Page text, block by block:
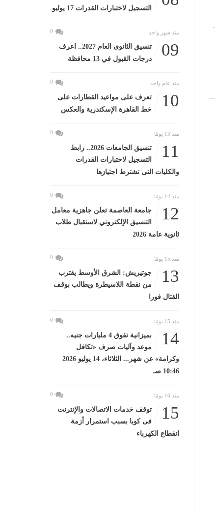
التسجيل لاختبارات القدرات 17 يوليو
منذ شهر واحد 0
09
تنسيق الثانوى العام 2027.. اعرف
درجات القبول في 13 محافظة
منذ عام واحد 0
10
تعرف على مواعيد القطارات على
خط القاهرة الإسكندرية والعكس
منذ 13 يومًا 0
11
تنسيق الجامعات 2026.. رابط
التسجيل لاختبارات القدرات
والكليات التى تشترط اجتيازها
منذ 14 يومًا 0
12
جامعة العاصمة تعلن جاهزية معامل
التنسيق الإلكتروني لاستقبال طلاب
ثانوية عامة 2026
منذ 15 يومًا 0
13
جوتيريش: الشرق الأوسط يقترب
من نقطة اللاسيطرة ويطالب بوقف
القتال فورا
منذ 15 يومًا 0
14
بميزانية تفوق 4 مليارات جنيه..
موعد وآليات صرف «تكافل
وكرامة» عن شهر... الثلاثاء، 14 يوليو 2026
10:46 صـ
منذ 16 يومًا 0
15
توقف خدمات الاتصالات والإنترنت
فى كوبا بسبب استمرار أزمة
انقطاع الكهرباء